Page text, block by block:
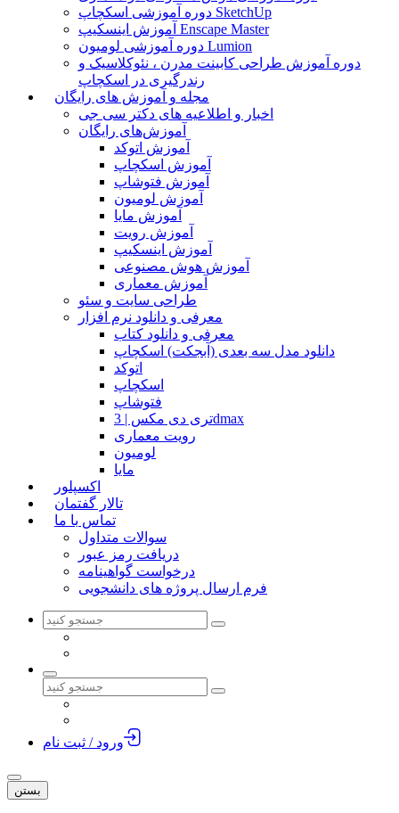
دوره آموزشی اسکچاپ SketchUp
آموزش اینسکیپ Enscape Master
دوره آموزشی لومیون Lumion
دوره آموزش طراحی کابینت مدرن ، نئوکلاسیک و
رندرگیری در اسکچاپ
مجله و آموزش های رایگان
اخبار و اطلاعیه های دکتر سی جی
آموزش‌های رایگان
آموزش اتوکد
آموزش اسکچاپ
آموزش فتوشاپ
آموزش لومیون
آموزش مایا
آموزش رویت
آموزش اینسکیپ
آموزش هوش مصنوعی
آموزش معماری
طراحی سایت و سئو
معرفی و دانلود نرم افزار
معرفی و دانلود کتاب
دانلود مدل سه بعدی (آبجکت) اسکچاپ
اتوکد
اسکچاپ
فتوشاپ
تری دی مکس | 3dmax
رویت معماری
لومیون
مایا
اکسپلور
تالار گفتمان
تماس با ما
سوالات متداول
دریافت رمز عبور
درخواست گواهینامه
فرم ارسال پروژه های دانشجویی
ورود / ثبت نام
بستن